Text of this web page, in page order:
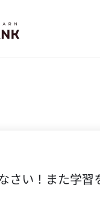
さい！また学習